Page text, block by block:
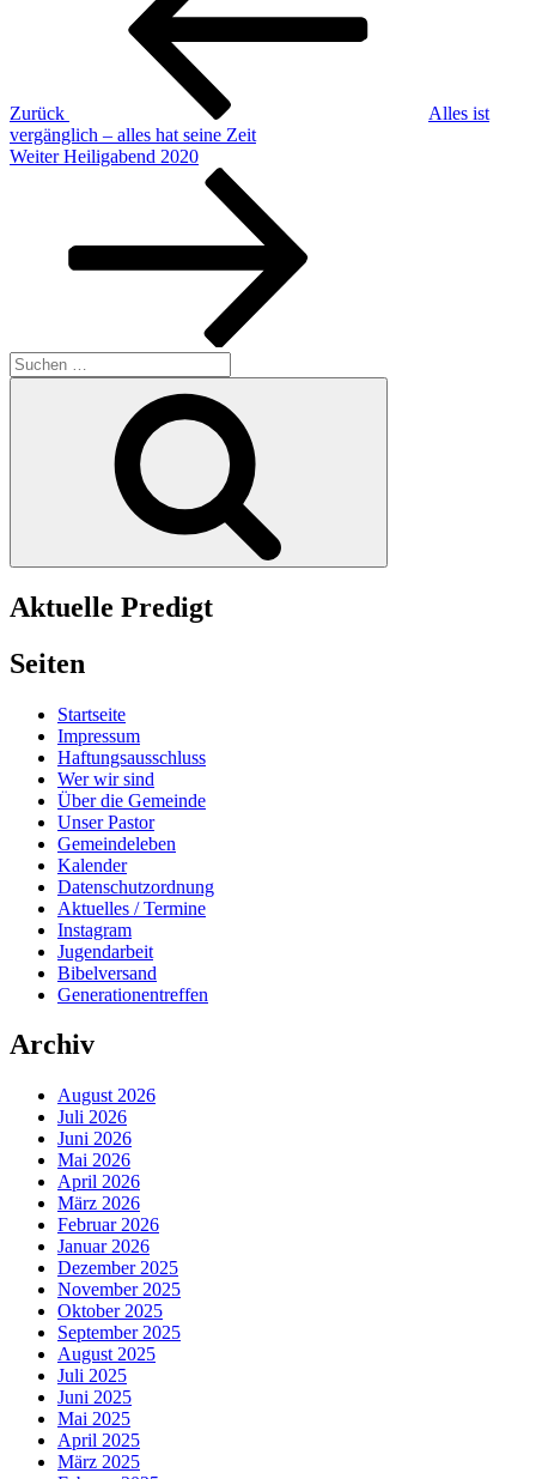
Zurück
Alles ist
vergänglich – alles hat seine Zeit
Nächster
Weiter Heiligabend 2020
Suchen
nach:
Aktuelle Predigt
Seiten
Startseite
Impressum
Haftungsausschluss
Wer wir sind
Über die Gemeinde
Unser Pastor
Gemeindeleben
Kalender
Datenschutzordnung
Aktuelles / Termine
Instagram
Jugendarbeit
Bibelversand
Generationentreffen
Archiv
August 2026
Juli 2026
Juni 2026
Mai 2026
April 2026
März 2026
Februar 2026
Januar 2026
Dezember 2025
November 2025
Oktober 2025
September 2025
August 2025
Juli 2025
Juni 2025
Mai 2025
April 2025
März 2025